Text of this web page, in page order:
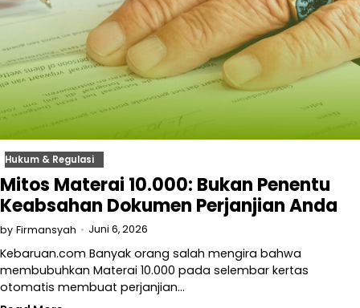
Hukum & Regulasi
Mitos Materai 10.000: Bukan Penentu
Keabsahan Dokumen Perjanjian Anda
by Firmansyah Juni 6, 2026
Kebaruan.com Banyak orang salah mengira bahwa
membubuhkan Materai 10.000 pada selembar kertas
otomatis membuat perjanjian…